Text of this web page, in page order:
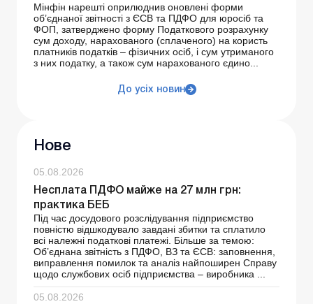
Мінфін нарешті оприлюднив оновлені форми
об’єднаної звітності з ЄСВ та ПДФО для юросіб та
ФОП, затверджено форму Податкового розрахунку
сум доходу, нарахованого (сплаченого) на користь
платників податків – фізичних осіб, і сум утриманого
з них податку, а також сум нарахованого єдино...
До усіх новин
Нове
05.08.2026
Несплата ПДФО майже на 27 млн грн:
практика БЕБ
Під час досудового розслідування підприємство
повністю відшкодувало завдані збитки та сплатило
всі належні податкові платежі. Більше за темою:
Об’єднана звітність з ПДФО, ВЗ та ЄСВ: заповнення,
виправлення помилок та аналіз найпоширен Справу
щодо службових осіб підприємства – виробника ...
05.08.2026